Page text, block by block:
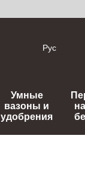
Рус
Умные
вазоны и
удобрения